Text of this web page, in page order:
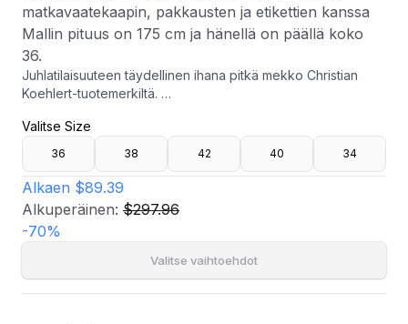
matkavaatekaapin, pakkausten ja etikettien kanssa
Mallin pituus on 175 cm ja hänellä on päällä koko
36.
Juhlatilaisuuteen täydellinen ihana pitkä mekko Christian
Koehlert-tuotemerkiltä.
- Tekojalokivi ylhäällä
- Piilotettu takavetoketju
- Sisällytetty huivi
- Hieman läpinäkyvä yläosa
- Muotoillut kupit
- Säädettävät olkaimet
- Pituus olalta takana: 159 cm koossa 36
- Hyväksyttyä palautusta varten tuotteessa ei saa olla tahroja
ja se on palautettava alkuperäisen matkavaatekaapin,
pakkausten ja etikettien kanssa
Valitse Size
36 38 42 40 34
Alkaen $89.39
Alkuperäinen: $297.96
-70%
Valitse vaihtoehdot